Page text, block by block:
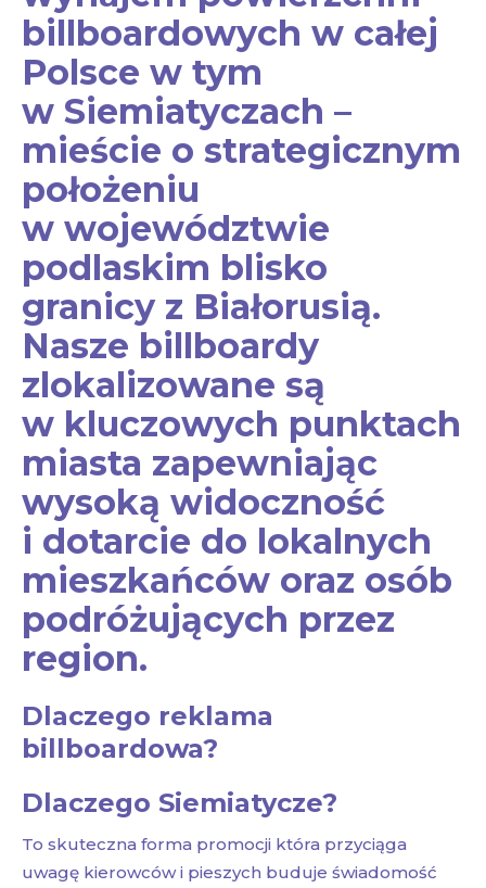
billboardowych w całej
Polsce w tym
w Siemiatyczach –
mieście o strategicznym
położeniu
w województwie
podlaskim blisko
granicy z Białorusią.
Nasze billboardy
zlokalizowane są
w kluczowych punktach
miasta zapewniając
wysoką widoczność
i dotarcie do lokalnych
mieszkańców oraz osób
podróżujących przez
region.
Dlaczego reklama
billboardowa?
Dlaczego Siemiatycze?
To skuteczna forma promocji która przyciąga
uwagę kierowców i pieszych buduje świadomość